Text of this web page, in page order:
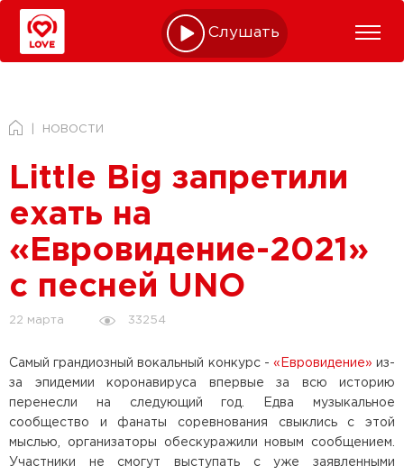
Слушать online
НОВОСТИ
Little Big запретили
ехать на
«Евровидение-2021»
с песней UNO
22 марта 33254
Самый грандиозный вокальный конкурс - «Евровидение» из-
за эпидемии коронавируса впервые за всю историю
перенесли на следующий год. Едва музыкальное
сообщество и фанаты соревнования свыклись с этой
мыслью, организаторы обескуражили новым сообщением.
Участники не смогут выступать с уже заявленными